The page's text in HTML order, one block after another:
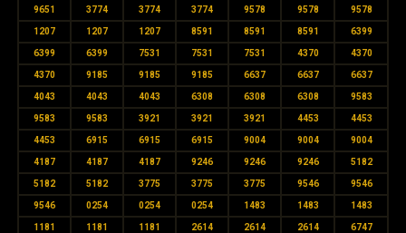
9651 3774 3774 3774 9578 9578 9578
1207 1207 1207 8591 8591 8591 6399
6399 6399 7531 7531 7531 4370 4370
4370 9185 9185 9185 6637 6637 6637
4043 4043 4043 6308 6308 6308 9583
9583 9583 3921 3921 3921 4453 4453
4453 6915 6915 6915 9004 9004 9004
4187 4187 4187 9246 9246 9246 5182
5182 5182 3775 3775 3775 9546 9546
9546 0254 0254 0254 1483 1483 1483
1181 1181 1181 2614 2614 2614 6747